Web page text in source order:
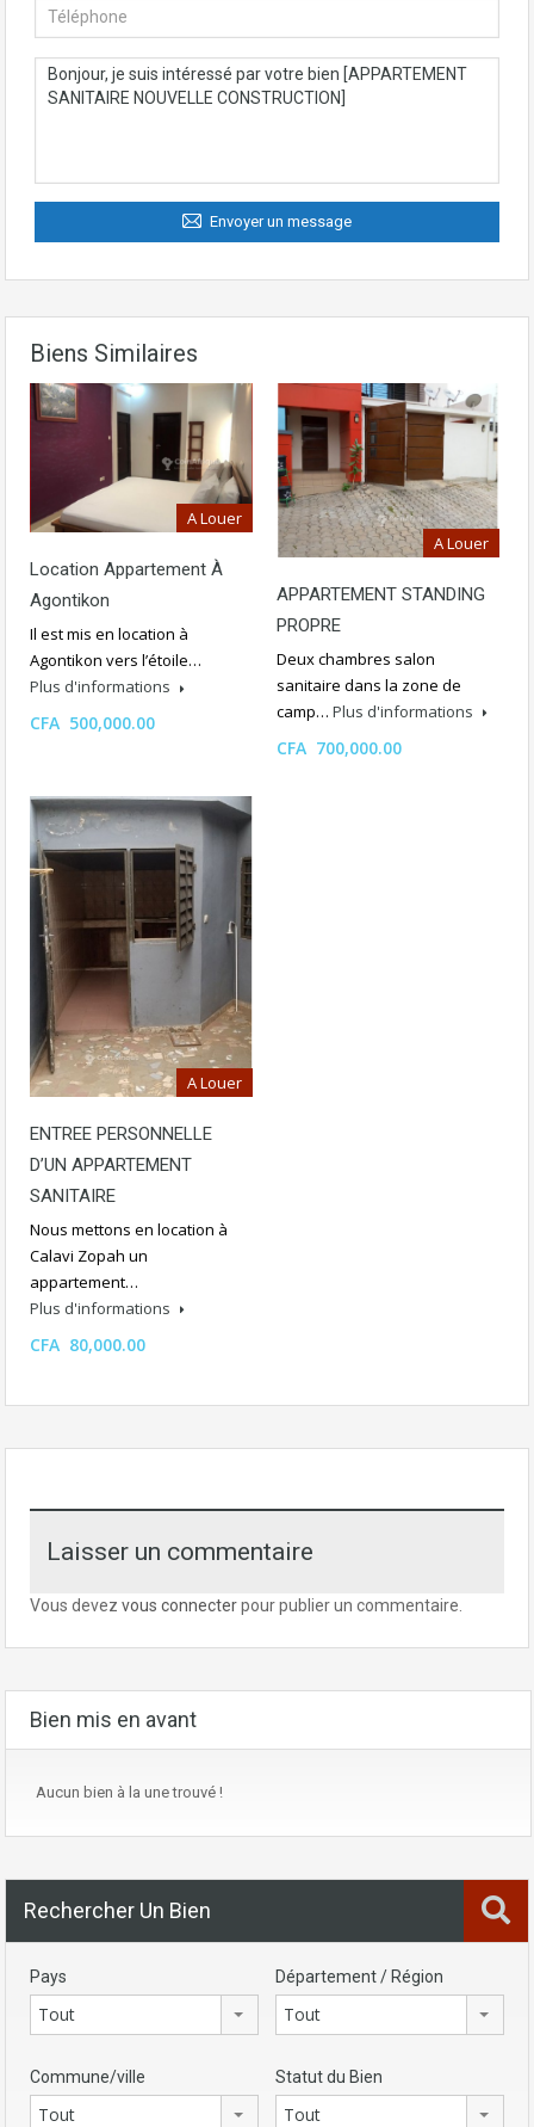
Envoyer un message
Biens Similaires
A Louer
Location Appartement À
Agontikon
Il est mis en location à
Agontikon vers l’étoile…
Plus d'informations
CFA 500,000.00
A Louer
APPARTEMENT STANDING
PROPRE
Deux chambres salon
sanitaire dans la zone de
camp… Plus d'informations
CFA 700,000.00
A Louer
ENTREE PERSONNELLE
D’UN APPARTEMENT
SANITAIRE
Nous mettons en location à
Calavi Zopah un
appartement…
Plus d'informations
CFA 80,000.00
Laisser un commentaire
Vous devez vous connecterpour publier un commentaire.
Bien mis en avant
Aucun bien à la une trouvé !
Rechercher Un Bien
Pays
Tout
Département / Région
Tout
Commune/ville
Tout
Statut du Bien
Tout